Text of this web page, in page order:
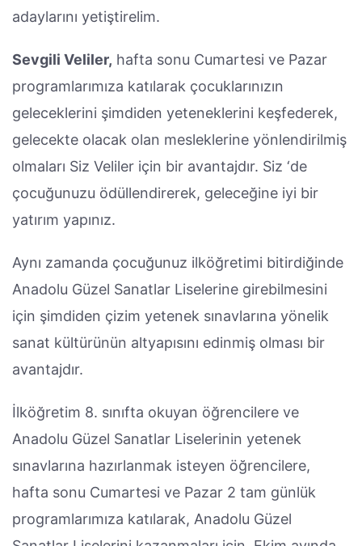
adaylarını yetiştirelim.
Sevgili Veliler, hafta sonu Cumartesi ve Pazar
programlarımıza katılarak çocuklarınızın
geleceklerini şimdiden yeteneklerini keşfederek,
gelecekte olacak olan mesleklerine yönlendirilmiş
olmaları Siz Veliler için bir avantajdır. Siz ‘de
çocuğunuzu ödüllendirerek, geleceğine iyi bir
yatırım yapınız.
Aynı zamanda çocuğunuz ilköğretimi bitirdiğinde
Anadolu Güzel Sanatlar Liselerine girebilmesini
için şimdiden çizim yetenek sınavlarına yönelik
sanat kültürünün altyapısını edinmiş olması bir
avantajdır.
İlköğretim 8. sınıfta okuyan öğrencilere ve
Anadolu Güzel Sanatlar Liselerinin yetenek
sınavlarına hazırlanmak isteyen öğrencilere,
hafta sonu Cumartesi ve Pazar 2 tam günlük
programlarımıza katılarak, Anadolu Güzel